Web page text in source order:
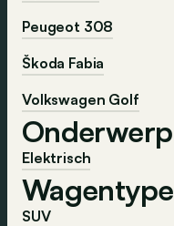
Peugeot 308
Škoda Fabia
Volkswagen Golf
Onderwerp
Elektrisch
Wagentype
SUV